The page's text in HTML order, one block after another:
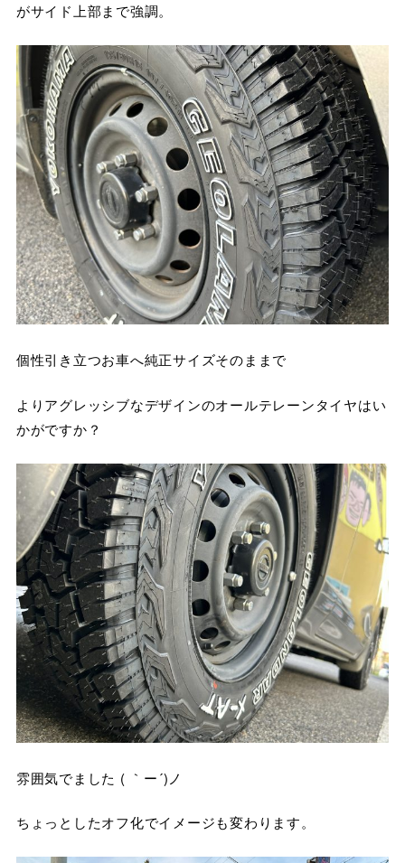
がサイド上部まで強調。
個性引き立つお車へ純正サイズそのままで
よりアグレッシブなデザインのオールテレーンタイヤはい
かがですか？
雰囲気でました ( ｀ー´)ノ
ちょっとしたオフ化でイメージも変わります。